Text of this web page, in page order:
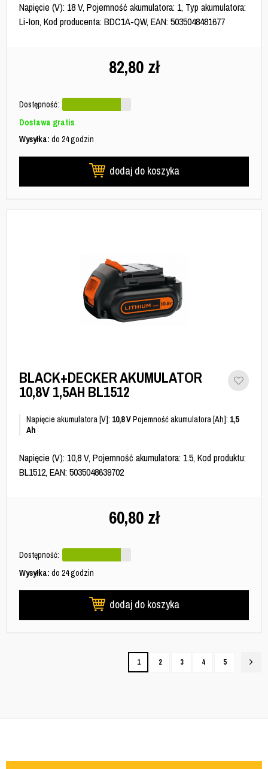
Napięcie (V): 18 V, Pojemność akumulatora: 1, Typ akumulatora:
Li-Ion, Kod producenta: BDC1A-QW, EAN: 5035048481677
82,80 zł
Dostępność:
Dostawa gratis
Wysyłka: do 24 godzin
dodaj do koszyka
BLACK+DECKER AKUMULATOR
10,8V 1,5AH BL1512
Napięcie akumulatora [V]: 10,8 VPojemność akumulatora [Ah]: 1,5
Ah
Napięcie (V): 10,8 V, Pojemność akumulatora: 1.5, Kod produktu:
BL1512, EAN: 5035048639702
60,80 zł
Dostępność:
Wysyłka: do 24 godzin
dodaj do koszyka
1 2 3 4 5